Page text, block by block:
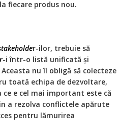
fiecare produs nou.
r-ilor, trebuie să
-i într-o listă unificată și
nu îl obligă să colecteze
toată echipa de dezvoltare,
e cel mai important este că
a rezolva conflictele apărute
pentru lămurirea